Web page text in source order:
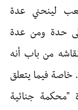
لينحني عدة
حدة ومن عدة
من باب أنه
فيما يتعلق
"محكمة جنائية